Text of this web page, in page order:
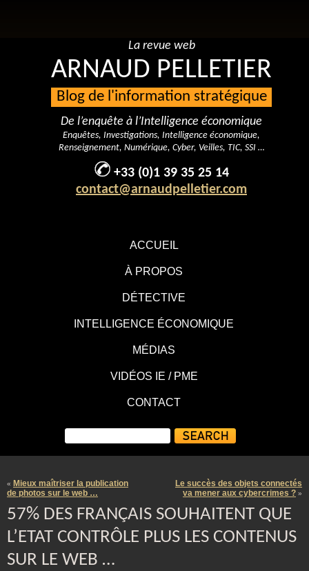
ACCUEIL
À PROPOS
DÉTECTIVE
INTELLIGENCE ÉCONOMIQUE
MÉDIAS
VIDÉOS IE / PME
CONTACT
La revue web
ARNAUD PELLETIER
Blog de l'information stratégique
De l’enquête à l’Intelligence économique
Enquêtes, Investigations, Intelligence économique,
Renseignement, Numérique, Cyber, Veilles, TIC, SSI …
+33 (0)1 39 35 25 14
contact@arnaudpelletier.com
« Mieux maîtriser la publication
de photos sur le web …
Le succès des objets connectés
va mener aux cybercrimes ? »
57% DES FRANÇAIS SOUHAITENT QUE
L’ETAT CONTRÔLE PLUS LES CONTENUS
SUR LE WEB …